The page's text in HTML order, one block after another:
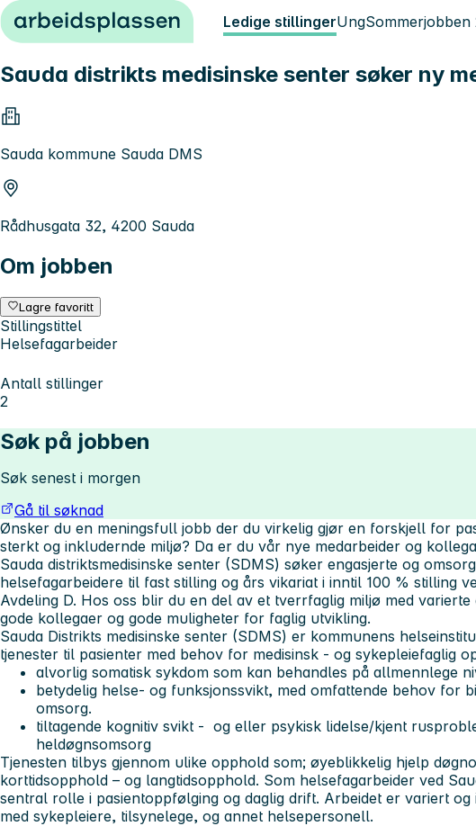
Hopp til innhold Ledige stillingerUngSommerjobben
Sauda distrikts medisinske senter søker ny
Sauda kommune Sauda DMS
Rådhusgata 32, 4200 Sauda
Om jobben
Lagre favoritt
Stillingstittel
Helsefagarbeider
Antall stillinger
2
Søk på jobben
Søk senest i morgen
Gå til søknad
Ønsker du en meningsfull jobb der du virkelig gjør en forskjell for
sterkt og inkludernde miljø? Da er du vår nye medarbeider og
Sauda distriktsmedisinske senter (SDMS) søker engasjerte og
helsefagarbeidere til fast stilling og års vikariat i inntil 100 % stilling
Avdeling D. Hos oss blir du en del av et tverrfaglig miljø med varierte
gode kollegaer og gode muligheter for faglig utvikling.
Sauda Distrikts medisinske senter (SDMS) er kommunens
tjenester til pasienter med behov for medisinsk - og sykepleiefaglig
alvorlig somatisk sykdom som kan behandles på allmennlege
betydelig helse- og funksjonssvikt, med omfattende behov for
omsorg.
tiltagende kognitiv svikt - og eller psykisk lidelse/kjent
heldøgnsomsorg
Tjenesten tilbys gjennom ulike opphold som; øyeblikkelig hjelp
korttidsopphold – og langtidsopphold. Som helsefagarbeider ved
sentral rolle i pasientoppfølging og daglig drift. Arbeidet er variert
med sykepleiere, tilsynelege, og annet helsepersonell.